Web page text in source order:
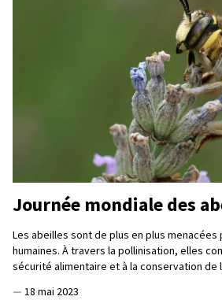
Journée mondiale des
Les abeilles sont de plus en plus
humaines. À travers la pollinisation, elles
sécurité alimentaire et à la conservation de
— 18 mai 2023